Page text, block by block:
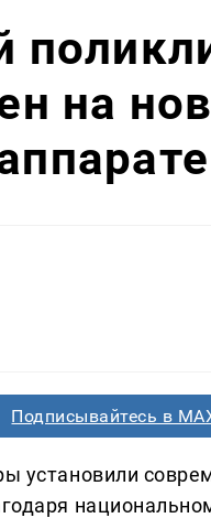
на
Подписывайтесь в
установили